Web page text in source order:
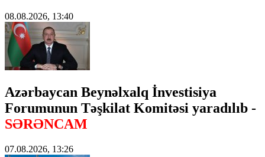
08.08.2026, 13:40
Azərbaycan Beynəlxalq İnvestisiya
Forumunun Təşkilat Komitəsi yaradılıb -
SƏRƏNCAM
07.08.2026, 13:26